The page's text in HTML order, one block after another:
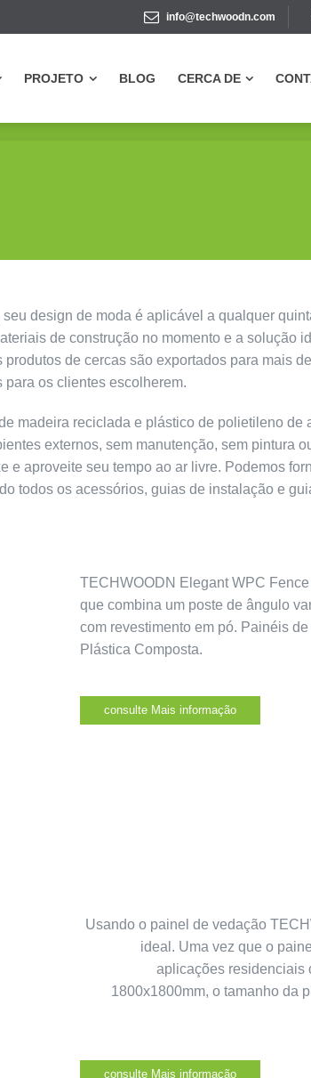
info@techwoodn.com
PROJETO BLOG CERCA DE
BLOG CERCA DE
design de moda é aplicável a qualquer
de construção no momento e a solução
de cercas são exportados para mais
os clientes escolherem.
madeira reciclada e plástico de polietileno
externos, sem manutenção, sem pintura
aproveite seu tempo ao ar livre. Podemos
todos os acessórios, guias de instalação e
TECHWOODN Elegant WPC
que combina um poste de ângulo
com revestimento em pó. Painéis
Plástica Composta.
consulte Mais informação
Usando o painel de vedação
ideal. Uma vez que o
aplicações residenciais
1800x1800mm, o tamanho da
consulte Mais informação